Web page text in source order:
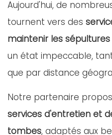
Aujourd'hui, de
tournent vers des
maintenir les
un état impeccable,
que par distance
Notre partenaire
services d'entretien et
tombes, adaptés aux